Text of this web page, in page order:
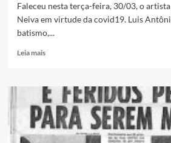
Faleceu nesta terça-feira, 30/03, o
Neiva em virtude da covid19. Luis
batismo,...
Leia maisRead
Coronavírus
leva
artista
plástico
Jamaica